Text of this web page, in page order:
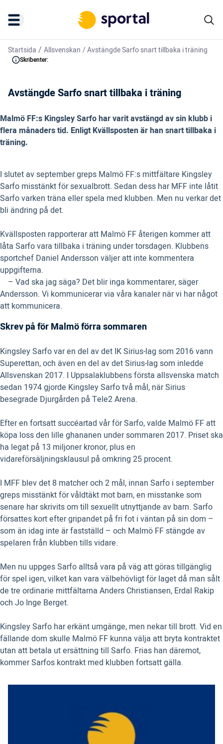
Startsida / Allsvenskan /Avstängde Sarfo snart tillbaka i träning
Skribenter:
Avstängde Sarfo snart tillbaka i träning
Malmö FF:s Kingsley Sarfo har varit avstängd av sin klubb i
flera månaders tid. Enligt Kvällsposten är han snart tillbaka i
träning.
I slutet av september greps Malmö FF:s mittfältare Kingsley
Sarfo misstänkt för sexualbrott. Sedan dess har MFF inte låtit
Sarfo varken träna eller spela med klubben. Men nu verkar det
bli ändring på det.
Kvällsposten rapporterar att Malmö FF återigen kommer att
låta Sarfo vara tillbaka i träning under torsdagen. Klubbens
sportchef Daniel Andersson väljer att inte kommentera
uppgifterna.
– Vad ska jag säga? Det blir inga kommentarer, säger
Andersson. Vi kommunicerar via våra kanaler när vi har något
att kommunicera.
Skrev på för Malmö förra sommaren
Kingsley Sarfo var en del av det IK Sirius-lag som 2016 vann
Superettan, och även en del av det Sirius-lag som inledde
Allsvenskan 2017. I Uppsalaklubbens första allsvenska match
sedan 1974 gjorde Kingsley Sarfo två mål, när Sirius
besegrade Djurgården på Tele2 Arena.
Efter en fortsatt succéartad vår för Sarfo, valde Malmö FF att
köpa loss den lille ghananen under sommaren 2017. Priset ska
ha legat på 13 miljoner kronor, plus en
vidareförsäljningsklausul på omkring 25 procent.
I MFF blev det 8 matcher och 2 mål, innan Sarfo i september
greps misstänkt för våldtäkt mot barn, en misstanke som
senare har skrivits om till sexuellt utnyttjande av barn. Sarfo
försattes kort efter gripandet på fri fot i väntan på sin dom –
som än idag inte är fastställd – och Malmö FF stängde av
spelaren från klubben tills vidare.
Men nu uppges Sarfo alltså vara på väg att göras tillgänglig
för spel igen, vilket kan vara välbehövligt för laget då man sålt
de tre ordinarie mittfältarna Anders Christiansen, Erdal Rakip
och Jo Inge Berget.
Kingsley Sarfo har erkänt umgänge, men nekar till brott. Vid en
fällande dom skulle Malmö FF kunna välja att bryta kontraktet
utan att betala ut ersättning till Sarfo. Frias han däremot,
kommer Sarfos kontrakt med klubben fortsatt gälla.